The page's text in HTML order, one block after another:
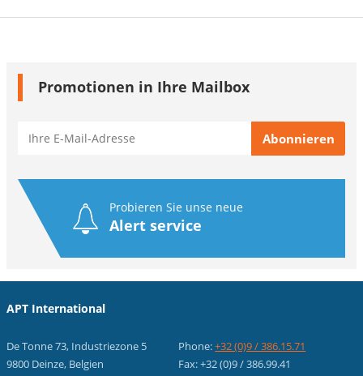
Promotionen in Ihre Mailbox
Probieren Sie unse neue
Alert service
APT International
De Tonne 73, Industriezone 5
9800 Deinze, Belgien
Phone:+32 (0)9 / 386.15.71
Fax: +32 (0)9 / 386.99.41